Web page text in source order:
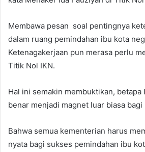
Membawa pesan soal pentingnya
dalam ruang pemindahan ibu kota
Ketenagakerjaan pun merasa perlu
Titik Nol IKN.
Hal ini semakin membuktikan, betapa
benar menjadi magnet luar biasa bagi
Bahwa semua kementerian harus
nyata bagi sukses pemindahan ibu